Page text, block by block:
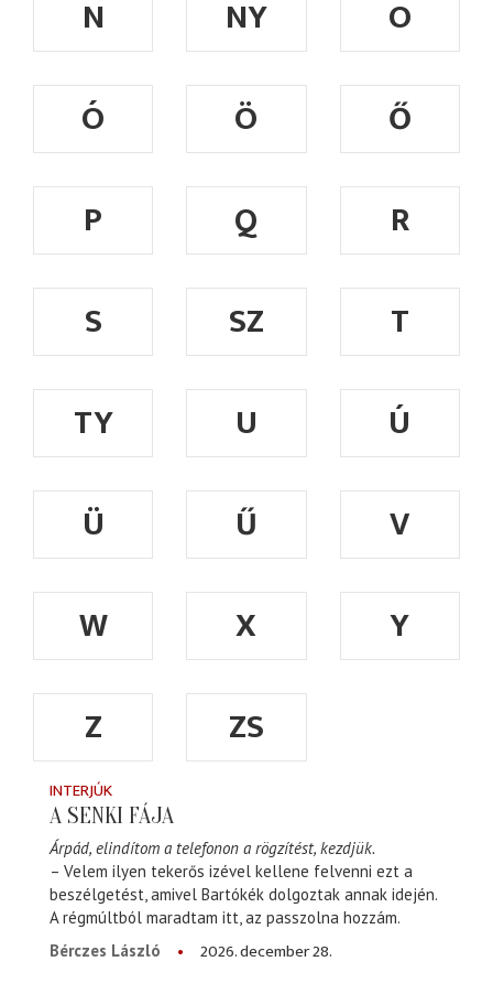
N NY
O
Ó
Ö
Ő
P
Q
R
S
SZ
T
TY
U
Ú
Ü
Ű
V
W
X
Y
Z
ZS
INTERJÚK
A SENKI FÁJA
Árpád, elindítom a telefonon a rögzítést, kezdjük.
– Velem ilyen tekerős izével kellene felvenni ezt a
beszélgetést, amivel Bartókék dolgoztak annak idején.
A régmúltból maradtam itt, az passzolna hozzám.
Bérczes László
2026. december 28.